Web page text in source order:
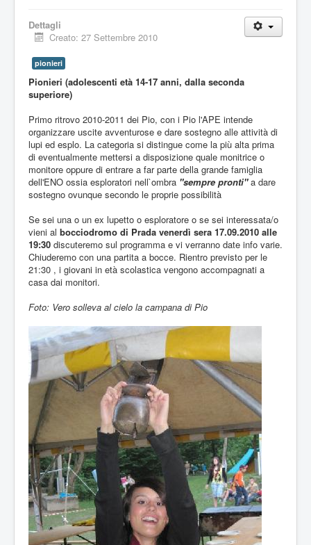
Dettagli
Creato: 27 Settembre 2010
pionieri
Pionieri (adolescenti età 14-17 anni, dalla seconda
superiore)
Primo ritrovo 2010-2011 dei Pio, con i Pio l'APE intende
organizzare uscite avventurose e dare sostegno alle attività di
lupi ed esplo. La categoria si distingue come la più alta prima
di eventualmente mettersi a disposizione quale monitrice o
monitore oppure di entrare a far parte della grande famiglia
dell'ENO ossia esploratori nell`ombra "sempre pronti"a dare
sostegno ovunque secondo le proprie possibilità
Se sei una o un ex lupetto o esploratore o se sei interessata/o
vieni al bocciodromo di Prada venerdì sera 17.09.2010 alle
19:30 discuteremo sul programma e vi verranno date info varie.
Chiuderemo con una partita a bocce. Rientro previsto per le
21:30 , i giovani in età scolastica vengono accompagnati a
casa dai monitori.
Foto: Vero solleva al cielo la campana di Pio